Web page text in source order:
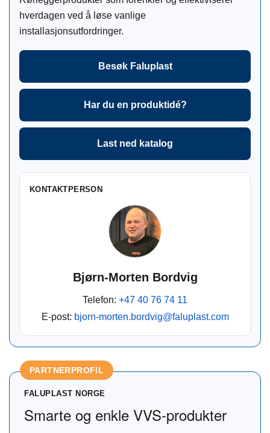
hverdagen ved å løse vanlige
installasjonsutfordringer.
Besøk Faluplast
Har du en produktidé?
Last ned katalog
KONTAKTPERSON
Bjørn-Morten Bordvig
Telefon: +47 40 76 74 11
E-post: bjorn-morten.bordvig@faluplast.com
PARTNERPROFIL
FALUPLAST NORGE
Smarte og enkle VVS-produkter